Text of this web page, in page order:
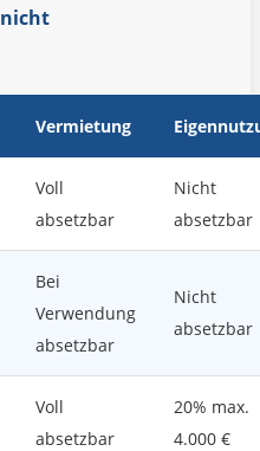
nicht
Vermietung
Voll
absetzbar
Nicht
absetzbar
Bei
Verwendung
absetzbar
Nicht
absetzbar
Voll
absetzbar
20% max.
4.000 €